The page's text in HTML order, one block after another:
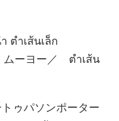
ตำเส้นเล็ก
ムーヨー／ ตำเส้น
ゥパソンポーター